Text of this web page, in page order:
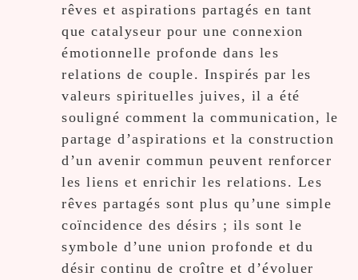
rêves et aspirations partagés en tant
que catalyseur pour une connexion
émotionnelle profonde dans les
relations de couple. Inspirés par les
valeurs spirituelles juives, il a été
souligné comment la communication, le
partage d’aspirations et la construction
d’un avenir commun peuvent renforcer
les liens et enrichir les relations. Les
rêves partagés sont plus qu’une simple
coïncidence des désirs ; ils sont le
symbole d’une union profonde et du
désir continu de croître et d’évoluer